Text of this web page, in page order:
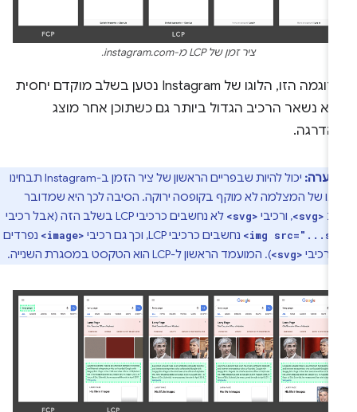
ציר זמן של LCP מ-instagram.com.
בדוגמה הזו, הלוגו של Instagram נטען בשלב מוקדם יחסית
נשאר הרכיב הגדול ביותר גם כשתוכן אחר מוצג
הערה:
יכול להיות שבפריים הראשון של ציר הזמן ב-Instagram תבחינו
של המצלמה לא מוקף בקופסה ירוקה. הסיבה לכך היא שמדובר
<svg>, ורכיבי<svg>לא נחשבים כרכיבי LCP בשלב הזה (אבל רכיבי
<imgנחשבים כרכיבי LCP, וכך גם רכיבי <image>נפרדים
רכיבי<svg>). המועמד הראשון ל-LCP הוא הטקסט במסגרת השנייה.